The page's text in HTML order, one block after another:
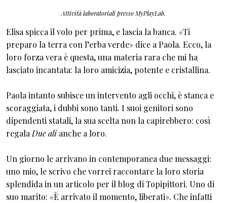
Attività laboratoriali presso MyPlayLab.
Elisa spicca il volo per prima, e lascia la banca. «Ti
preparo la terra con l’erba verde» dice a Paola. Ecco, la
loro forza vera è questa, una materia rara che mi ha
lasciato incantata: la loro amicizia, potente e cristallina.
Paola intanto subisce un intervento agli occhi, è stanca e
scoraggiata, i dubbi sono tanti. I suoi genitori sono
dipendenti statali, la sua scelta non la capirebbero: così
regala Due ali anche a loro.
Un giorno le arrivano in contemporanea due messaggi:
uno mio, le scrivo che vorrei raccontare la loro storia
splendida in un articolo per il blog di Topipittori. Uno di
suo marito: «È arrivato il momento, liberati». Che infatti